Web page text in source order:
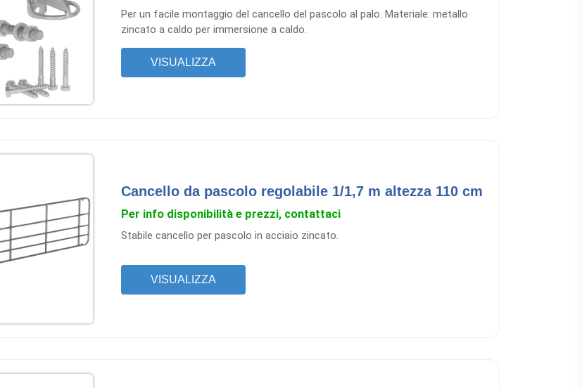
Per un facile montaggio del cancello del pascolo al palo. Materiale: metallo
zincato a caldo per immersione a caldo.
VISUALIZZA
Cancello da pascolo regolabile 1/1,7 m altezza 110 cm
Per info disponibilità e prezzi, contattaci
Stabile cancello per pascolo in acciaio zincato.
VISUALIZZA